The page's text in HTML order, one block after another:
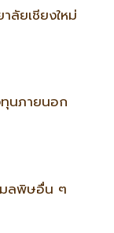
ยเชียงใหม่
นภายนอก
มลพิษอื่น ๆ